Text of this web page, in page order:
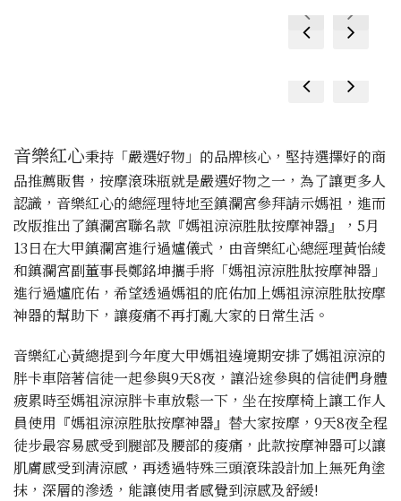
prev
next
prev
next
prev next
音樂紅心秉持「嚴選好物」的品牌核心，堅持選擇好的商
品推薦販售，按摩滾珠瓶就是嚴選好物之一，為了讓更多人
認識，音樂紅心的總經理特地至鎮瀾宮參拜請示媽祖，進而
改版推出了鎮瀾宮聯名款『媽祖涼涼胜肽按摩神器』，5月
13日在大甲鎮瀾宮進行過爐儀式，由音樂紅心總經理黃怡綾
和鎮瀾宮副董事長鄭銘坤攜手將「媽祖涼涼胜肽按摩神器」
進行過爐庇佑，希望透過媽祖的庇佑加上媽祖涼涼胜肽按摩
神器的幫助下，讓痠痛不再打亂大家的日常生活。
音樂紅心黃總提到今年度大甲媽祖遶境期安排了媽祖涼涼的
胖卡車陪著信徒一起參與9天8夜，讓沿途參與的信徒們身體
疲累時至媽祖涼涼胖卡車放鬆一下，坐在按摩椅上讓工作人
員使用『媽祖涼涼胜肽按摩神器』替大家按摩，9天8夜全程
徒步最容易感受到腿部及腰部的痠痛，此款按摩神器可以讓
肌膚感受到清涼感，再透過特殊三頭滾珠設計加上無死角塗
抹，深層的滲透，能讓使用者感覺到涼感及舒緩!